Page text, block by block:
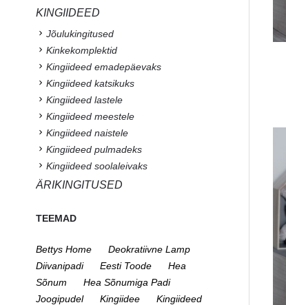
KINGIIDEED
Jõulukingitused
Kinkekomplektid
Kingiideed emadepäevaks
Kingiideed katsikuks
Kingiideed lastele
Kingiideed meestele
Kingiideed naistele
Kingiideed pulmadeks
Kingiideed soolaleivaks
ÄRIKINGITUSED
TEEMAD
Bettys Home
Deokratiivne Lamp
Diivanipadi
Eesti Toode
Hea
Sõnum
Hea Sõnumiga Padi
Joogipudel
Kingiidee
Kingiideed